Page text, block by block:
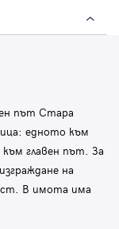
път Стара
едното към
главен път. За
на
В имота има